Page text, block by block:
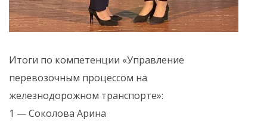
Итоги по компетенции «Управление
перевозочным процессом на
железнодорожном транспорте»:
1 — Соколова Арина